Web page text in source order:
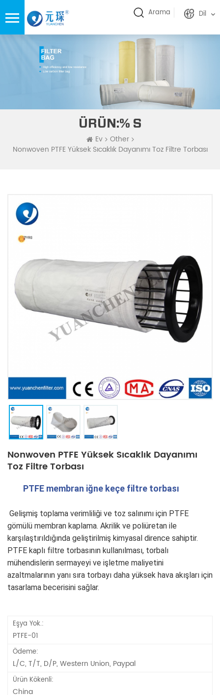
Arama Dil
ÜRÜN:% S
Ev
Other
Nonwoven PTFE Yüksek Sıcaklık Dayanımı Toz Filtre Torbası
Nonwoven PTFE Yüksek Sıcaklık Dayanımı
Toz Filtre Torbası
PTFE membran iğne keçe filtre torbası
gömülü membran kaplama. Akrilik ve poliüretan ile
karşılaştırıldığında geliştirilmiş kimyasal dirence sahiptir.
PTFE kaplı filtre torbasının kullanılması, torbalı
mühendislerin sermayeyi ve işletme maliyetini
azaltmalarının yanı sıra torbayı daha yüksek hava akışları için
tasarlama becerisini sağlar.
Eşya Yok.:
PTFE-01
Ödeme:
L/C, T/T, D/P, Western Union, Paypal
Ürün Kökenli:
China